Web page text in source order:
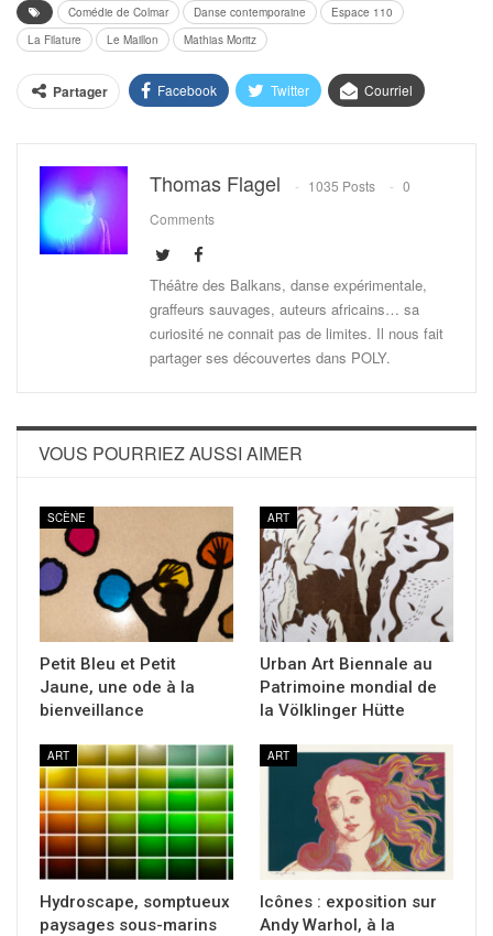
Comédie de Colmar Danse contemporaine
Espace 110
La Filature
Le Maillon Mathias Moritz
Partager Facebook Twitter Courriel
Thomas Flagel 1035 Posts
0
Comments
Théâtre des Balkans, danse expérimentale,
graffeurs sauvages, auteurs africains… sa
curiosité ne connait pas de limites. Il nous fait
partager ses découvertes dans POLY.
VOUS POURRIEZ AUSSI AIMER
SCÈNE
Petit Bleu et Petit
Jaune, une ode à la
bienveillance
ART
Urban Art Biennale au
Patrimoine mondial de
la Völklinger Hütte
ART
Hydroscape, somptueux
paysages sous-marins
ART
Icônes : exposition sur
Andy Warhol, à la